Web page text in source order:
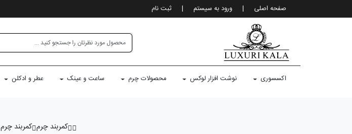
صفحه اصلی | ورود به سيستم | ثبت نام
اکسسوری نوشت افزار لوکس محصولات چرم ساعت و عینک عطر و ادکلن
کمربند چرم کمربند چرم MONT BLANC